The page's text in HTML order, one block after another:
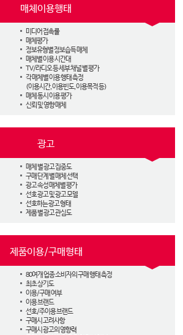
매체이용행태
미디어 접촉률
매체평가
정보유형별 정보습득 매체
매체별 이용 시간대
TV/라디오 등 세부 채널 별 평가
각 매체별 이용 행태 측정
(이용시간, 이용빈도, 이용목적 등)
매체 동시 이용 평가
신뢰 및 영향 매체
광고
매체 별 광고 집중도
구매 단계 별 매체 선택
광고 속성 매체별 평가
선호 광고 및 광고 모델
선호하는 광고 형태
제품 별 광고 관심도
제품이용/구매형태
80여개 업종 소비자의 구매 행태 측정
최초 상기도
이용/구매 여부
이용 브랜드
선호/주이용 브랜드
구매시 고려사항
구매시 광고의 영향력